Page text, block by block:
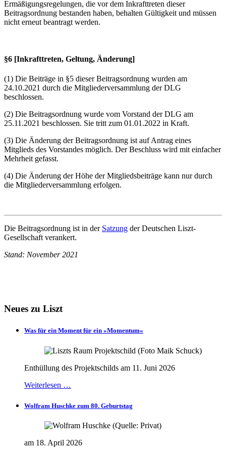
Ermäßigungsregelungen, die vor dem Inkrafttreten dieser
Beitragsordnung bestanden haben, behalten Gültigkeit und müssen
nicht erneut beantragt werden.
§6 [Inkrafttreten, Geltung, Änderung]
(1) Die Beiträge in §5 dieser Beitragsordnung wurden am
24.10.2021 durch die Mitgliederversammlung der DLG
beschlossen.
(2) Die Beitragsordnung wurde vom Vorstand der DLG am
25.11.2021 beschlossen. Sie tritt zum 01.01.2022 in Kraft.
(3) Die Änderung der Beitragsordnung ist auf Antrag eines
Mitglieds des Vorstandes möglich. Der Beschluss wird mit einfacher
Mehrheit gefasst.
(4) Die Änderung der Höhe der Mitgliedsbeiträge kann nur durch
die Mitgliederversammlung erfolgen.
Die Beitragsordnung ist in der Satzung der Deutschen Liszt-
Gesellschaft verankert.
Stand: November 2021
Neues zu Liszt
Was für ein Moment für ein »Momentum«
Enthüllung des Projektschilds am 11. Juni 2026
Weiterlesen …
Wolfram Huschke zum 80. Geburtstag
am 18. April 2026